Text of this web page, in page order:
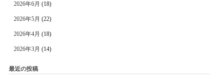
2026年6月 (18)
2026年5月 (22)
2026年4月 (18)
2026年3月 (14)
最近の投稿